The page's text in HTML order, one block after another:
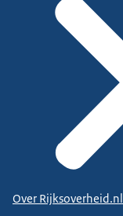
Over Rijksoverheid.nl